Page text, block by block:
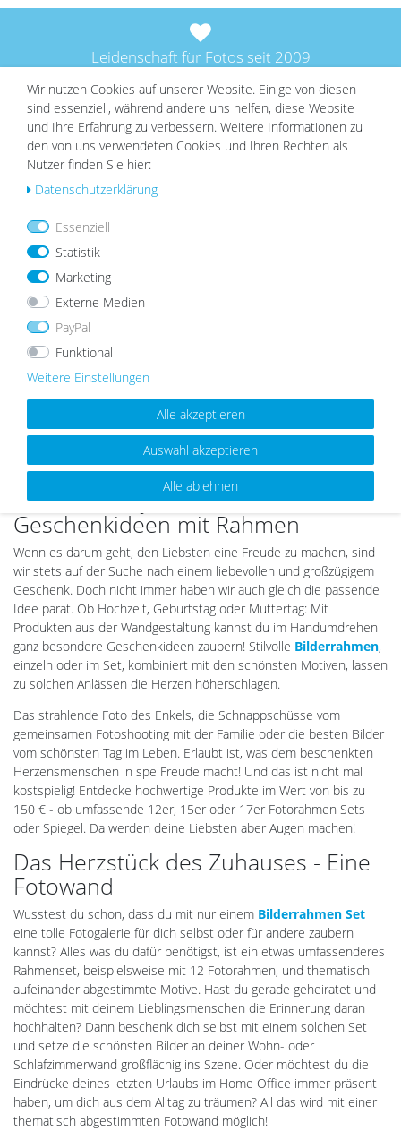
Leidenschaft für Fotos seit 2009
Über 1 Mio. zufriedene Kunden
Für Nachhaltigkeit & Verantwortung
Wu
hlist
e
Für alle und jeden Anlass:
Geschenkideen mit Rahmen
Wenn es darum geht, den Liebsten eine Freude zu machen, sind
wir stets auf der Suche nach einem liebevollen und großzügigem
Geschenk. Doch nicht immer haben wir auch gleich die passende
Idee parat. Ob Hochzeit, Geburtstag oder Muttertag: Mit
Produkten aus der Wandgestaltung kannst du im Handumdrehen
ganz besondere Geschenkideen zaubern! Stilvolle Bilderrahmen,
einzeln oder im Set, kombiniert mit den schönsten Motiven, lassen
zu solchen Anlässen die Herzen höherschlagen.
Das strahlende Foto des Enkels, die Schnappschüsse vom
gemeinsamen Fotoshooting mit der Familie oder die besten Bilder
vom schönsten Tag im Leben. Erlaubt ist, was dem beschenkten
Herzensmenschen in spe Freude macht! Und das ist nicht mal
kostspielig! Entdecke hochwertige Produkte im Wert von bis zu
150 € - ob umfassende 12er, 15er oder 17er Fotorahmen Sets
oder Spiegel. Da werden deine Liebsten aber Augen machen!
Das Herzstück des Zuhauses - Eine
Fotowand
Wusstest du schon, dass du mit nur einem Bilderrahmen Set
eine tolle Fotogalerie für dich selbst oder für andere zaubern
kannst? Alles was du dafür benötigst, ist ein etwas umfassenderes
Rahmenset, beispielsweise mit 12 Fotorahmen, und thematisch
aufeinander abgestimmte Motive. Hast du gerade geheiratet und
möchtest mit deinem Lieblingsmenschen die Erinnerung daran
hochhalten? Dann beschenk dich selbst mit einem solchen Set
und setze die schönsten Bilder an deiner Wohn- oder
Schlafzimmerwand großflächig ins Szene. Oder möchtest du die
Eindrücke deines letzten Urlaubs im Home Office immer präsent
haben, um dich aus dem Alltag zu träumen? All das wird mit einer
thematisch abgestimmten Fotowand möglich!
Wir nutzen Cookies auf unserer Website. Einige von diesen
sind essenziell, während andere uns helfen, diese Website
und Ihre Erfahrung zu verbessern. Weitere Informationen zu
den von uns verwendeten Cookies und Ihren Rechten als
Nutzer finden Sie hier:
Daten­schutz­erklärung
Essenziell
Statistik
Marketing
Externe Medien
PayPal
Funktional
Weitere Einstellungen
Alle akzeptieren
Auswahl akzeptieren
Alle ablehnen